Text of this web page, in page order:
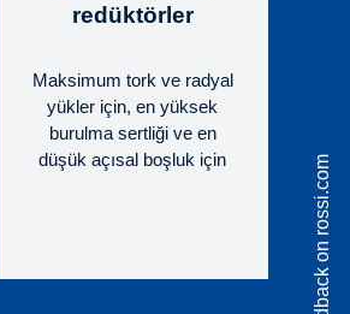
redüktörler
Maksimum tork ve radyal
yükler için, en yüksek
burulma sertliği ve en
düşük açısal boşluk için